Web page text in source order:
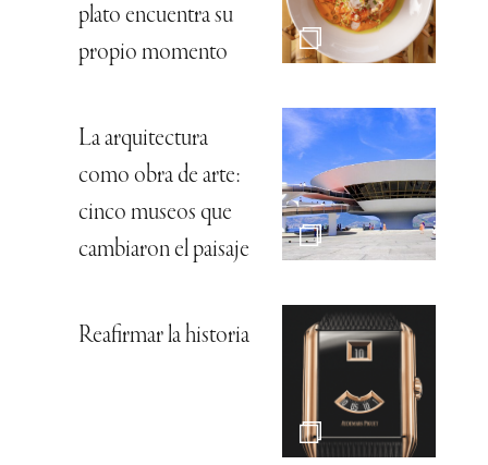
plato encuentra su
propio momento
La arquitectura
como obra de arte:
cinco museos que
cambiaron el paisaje
Reafirmar la historia